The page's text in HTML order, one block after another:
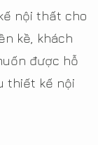
nội thất cho
kề, khách
được hỗ
thiết kế nội